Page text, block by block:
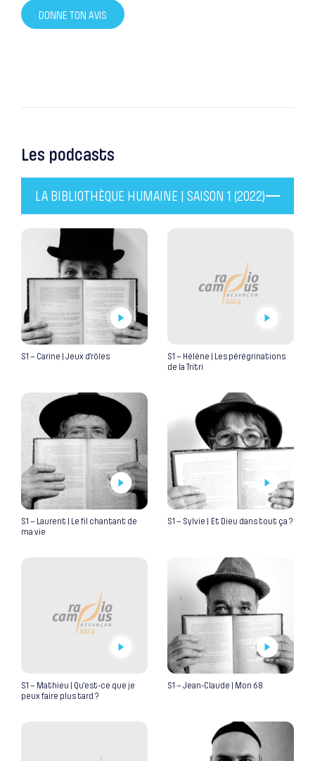
DONNE TON AVIS
Les podcasts
LA BIBLIOTHÈQUE HUMAINE | SAISON 1 (2022)
S1 – Carine | Jeux d’rôles
S1 – Hélène | Les pérégrinations
de la Tritri
S1 – Laurent | Le fil chantant de
ma vie
S1 – Sylvie | Et Dieu dans tout ça ?
S1 – Mathieu | Qu’est-ce que je
peux faire plus tard ?
S1 – Jean-Claude | Mon 68